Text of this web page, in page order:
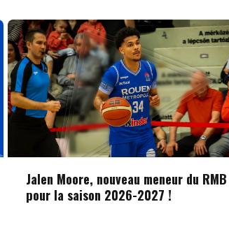
Jalen Moore, nouveau meneur du RMB
pour la saison 2026-2027 !